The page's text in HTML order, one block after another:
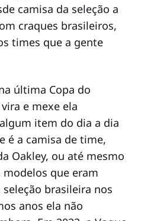
camisa da seleção a
craques brasileiros,
times que a gente
última Copa do
e mexe ela
item do dia a dia
é a camisa de time,
Oakley, ou até mesmo
que eram
brasileira nos
anos ela não